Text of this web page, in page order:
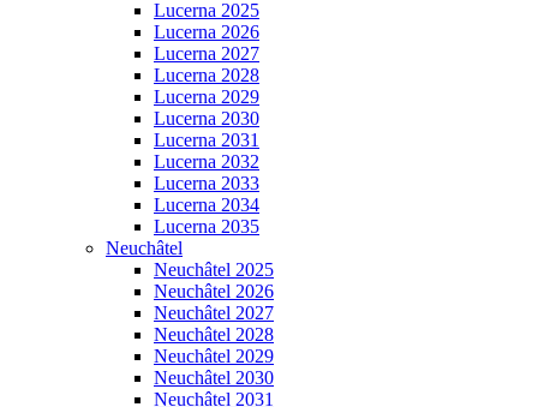
Lucerna 2025
Lucerna 2026
Lucerna 2027
Lucerna 2028
Lucerna 2029
Lucerna 2030
Lucerna 2031
Lucerna 2032
Lucerna 2033
Lucerna 2034
Lucerna 2035
Neuchâtel
Neuchâtel 2025
Neuchâtel 2026
Neuchâtel 2027
Neuchâtel 2028
Neuchâtel 2029
Neuchâtel 2030
Neuchâtel 2031